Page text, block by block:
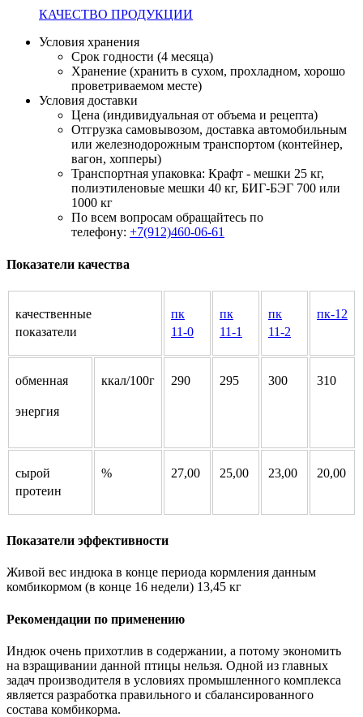
КАЧЕСТВО ПРОДУКЦИИ
Условия хранения
Срок годности (4 месяца)
Хранение (хранить в сухом, прохладном, хорошо
проветриваемом месте)
Условия доставки
Цена (индивидуальная от объема и рецепта)
Отгрузка самовывозом, доставка автомобильным
или железнодорожным транспортом (контейнер,
вагон, хопперы)
Транспортная упаковка: Крафт - мешки 25 кг,
полиэтиленовые мешки 40 кг, БИГ-БЭГ 700 или
1000 кг
По всем вопросам обращайтесь по
телефону: +7(912)460-06-61
Показатели качества
качественные
показатели
пк
11-0
пк
11-1
пк
11-2
пк-12
обменная
энергия
ккал/100г 290 295 300 310
сырой
протеин
% 27,00 25,00 23,00 20,00
Показатели эффективности
Живой вес индюка в конце периода кормления данным
комбикормом (в конце 16 недели) 13,45 кг
Рекомендации по применению
Индюк очень прихотлив в содержании, а потому экономить
на взращивании данной птицы нельзя. Одной из главных
задач производителя в условиях промышленного комплекса
является разработка правильного и сбалансированного
состава комбикорма.